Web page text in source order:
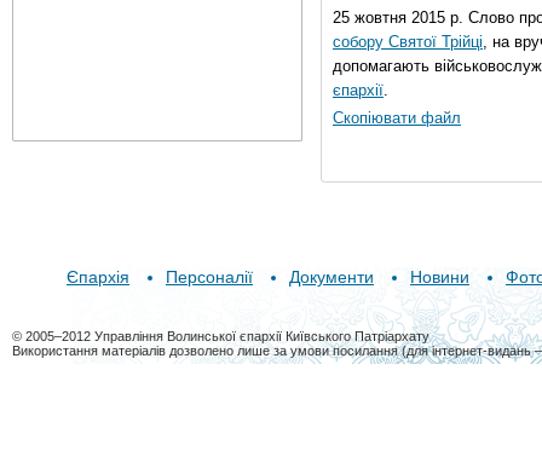
25 жовтня 2015 р. Слово
собору Святої Трійці, на
допомагають
єпархії.
Скопіювати файл
Єпархія Персоналії Документи Новини
© 2005–2012 Управління Волинської єпархії Київського Патріархату
Використання матеріалів дозволено лише за умови посилання (для інтернет-видань